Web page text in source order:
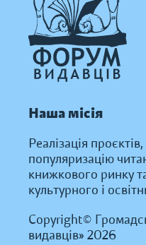
Наша місія
Реалізація
популяризацію
книжкового ринку
культурного і
Copyright©
видавців» 2026